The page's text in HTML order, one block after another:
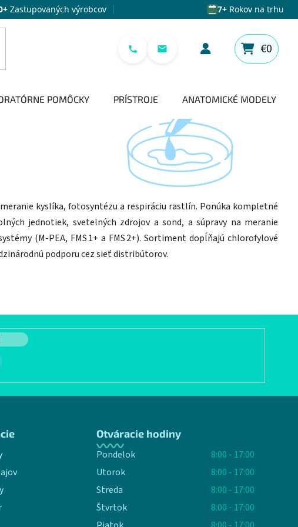
Zastupovaných výrobcov 7+Rokov na trhu
NÁKUPNÝ
€0
POMÔCKY PRÍSTROJE ANATOMICKÉ MODELY
kyslíka, fotosyntézu a respiráciu rastlín. Ponúka kompletné
jednotiek, svetelných zdrojov a sond, a súpravy na meranie
(M‑PEA, FMS 1+ a FMS 2+). Sortiment dopĺňajú chlorofylové
podporu cez sieť distribútorov.
SA
Otváracie hodiny
Pondelok
8:00 - 17:00
Utorok
8:00 - 17:00
Streda
8:00 - 17:00
Štvrtok
8:00 - 17:00